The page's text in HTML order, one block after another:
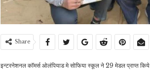
Share
इन्टरनेशनल काॅमर्स ओलंपियाड मे सोफिया स्कूल ने 29 मेडल प्राप्त किये